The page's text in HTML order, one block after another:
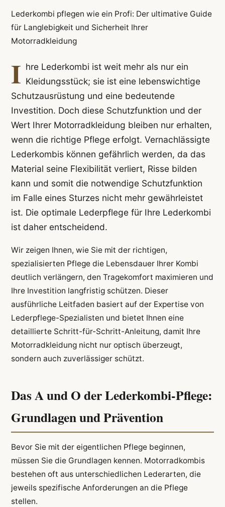
Lederkombi pflegen wie ein Profi: Der ultimative Guide
für Langlebigkeit und Sicherheit Ihrer
Motorradkleidung
I hre Lederkombi ist weit mehr als nur ein
Kleidungsstück; sie ist eine lebenswichtige
Schutzausrüstung und eine bedeutende
Investition. Doch diese Schutzfunktion und der
Wert Ihrer Motorradkleidung bleiben nur erhalten,
wenn die richtige Pflege erfolgt. Vernachlässigte
Lederkombis können gefährlich werden, da das
Material seine Flexibilität verliert, Risse bilden
kann und somit die notwendige Schutzfunktion
im Falle eines Sturzes nicht mehr gewährleistet
ist. Die optimale Lederpflege für Ihre Lederkombi
ist daher entscheidend.
Wir zeigen Ihnen, wie Sie mit der richtigen,
spezialisierten Pflege die Lebensdauer Ihrer Kombi
deutlich verlängern, den Tragekomfort maximieren und
Ihre Investition langfristig schützen. Dieser
ausführliche Leitfaden basiert auf der Expertise von
Lederpflege-Spezialisten und bietet Ihnen eine
detaillierte Schritt-für-Schritt-Anleitung, damit Ihre
Motorradkleidung nicht nur optisch überzeugt,
sondern auch zuverlässiger schützt.
Das A und O der Lederkombi-Pflege:
Grundlagen und Prävention
Bevor Sie mit der eigentlichen Pflege beginnen,
müssen Sie die Grundlagen kennen. Motorradkombis
bestehen oft aus unterschiedlichen Lederarten, die
jeweils spezifische Anforderungen an die Pflege
stellen.